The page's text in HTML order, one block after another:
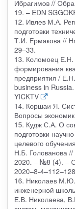
Ибрагимов //
19. – EDN
12. Ивлев М.А.
подготовки
Т.И. Ермакова //
29–33.
13. Коломоец Е.Н.
формирования
предприятия /
business in
YICKTV
14. Коршаи Я.
Вопросы
15. Кудж С.А. О
подготовки
целевого
Н.Б. Голованова //
2020. – №8 (4). –
2020–8-
16. Николаев М.Ю.
инженерной
Е.В. Николаева,